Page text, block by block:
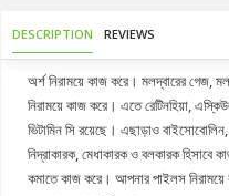
DESCRIPTION REVIEWS
অর্শ নিরাময়ে কাজ করে। মলদ্বারের গেজ,
নিরাময়ে কাজ করে। এতে রেটিনহিয়া,
ভিটামিন সি রয়েছে। এছাড়াও
নিদ্রাকারক, মেধাকারক ও বলকারক
কমাতে কাজ করে। আপনার পাইলস